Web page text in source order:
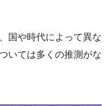
国や時代によって異な
いては多くの推測がな